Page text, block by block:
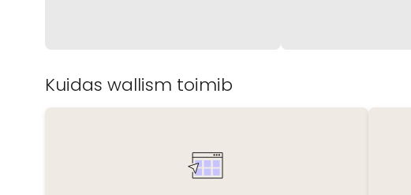
Kuidas wallism toimib